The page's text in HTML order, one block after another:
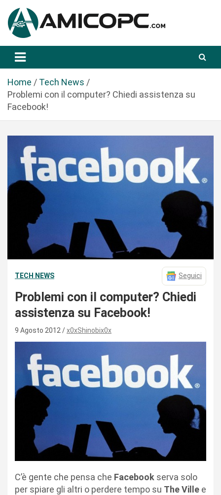
a
Amicopc.com
Home
Tech News
Problemi con il computer? Chiedi assistenza su
Facebook!
TECH NEWS Seguici
Problemi con il computer? Chiedi
assistenza su Facebook!
9 Agosto 2012 x0xShinobix0x
C’è gente che pensa che Facebook serva solo
per spiare gli altri o perdere tempo su The Ville e